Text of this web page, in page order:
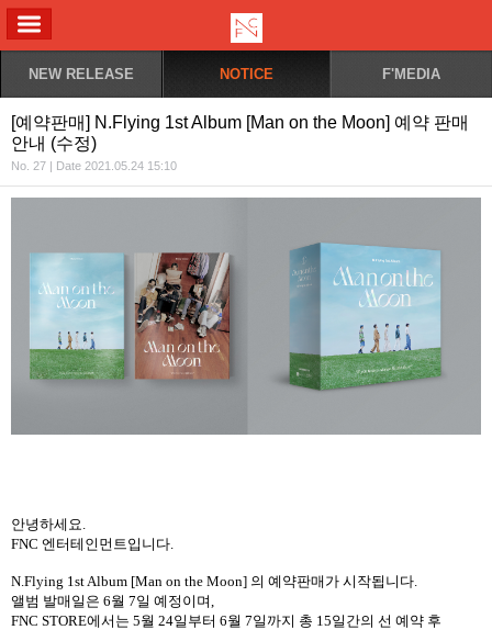
NEW RELEASE NOTICE F'MEDIA
[예약판매] N.Flying 1st Album [Man on the Moon] 예약 판매
안내 (수정)
No. 27 | Date 2021.05.24 15:10
안녕하세요
FNC 엔터테인먼트입니다
N.Flying 1st Album [Man on the Moon] 의 예약판매가 시작됩니다
앨범 발매일은 6월 7일 예정이며
FNC STORE에서는 5월 24일부터 6월 7일까지 총 15일간의 선 예약 후